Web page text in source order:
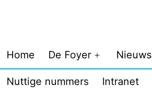
Home De Foyer
Menu
openen
Nieuws
Nuttige nummers Intranet